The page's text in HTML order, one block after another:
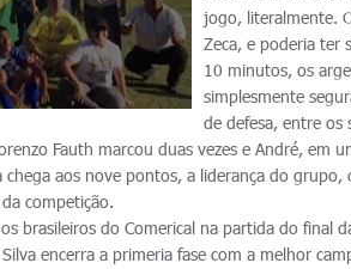
jogo, literalmente.
Zeca, e poderia ter
10 minutos, os
simplesmente
de defesa, entre os
Fauth marcou duas vezes e André, em
chega aos nove pontos, a liderança do grupo,
competição.
brasileiros do Comerical na partida do final
encerra a primeria fase com a melhor